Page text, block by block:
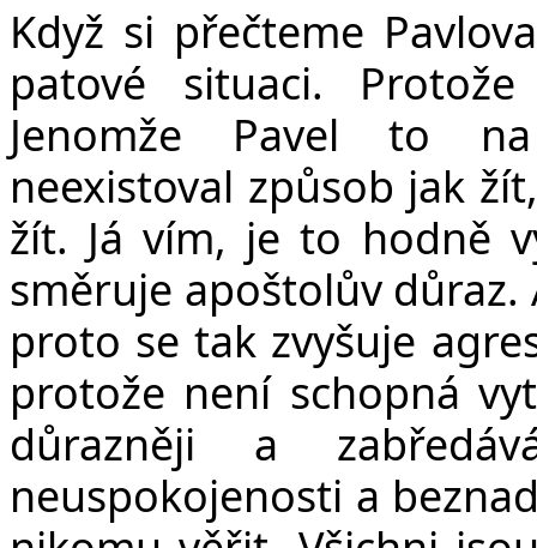
Když si přečteme
patové situaci.
Jenomže Pavel to
neexistoval způsob jak
žít. Já vím, je to hodně
směruje apoštolův důraz.
proto se tak zvyšuje
protože není schopná
důrazněji a
neuspokojenosti a